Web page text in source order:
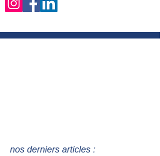
nos derniers articles :